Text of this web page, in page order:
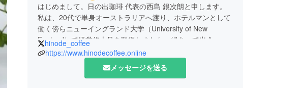
はじめまして。日の出珈琲 代表の西島 銀次朗と申します。
私は、20代で単身オーストラリアへ渡り、ホテルマンとして
働く傍らニューイングランド大学（University of New
England）で経営修士号を取得しました。縁あって出会った
世界各国のクラスメイトと将来のビジネス構築を約束し帰
国。大学院で学んだグローバル経営戦略を活かし、ベトナム
の友人と共にコーヒー農園管理とコーヒー豆の栽培から収
hinode_coffee
https://www.hinodecoffee.online
メッセージを送る